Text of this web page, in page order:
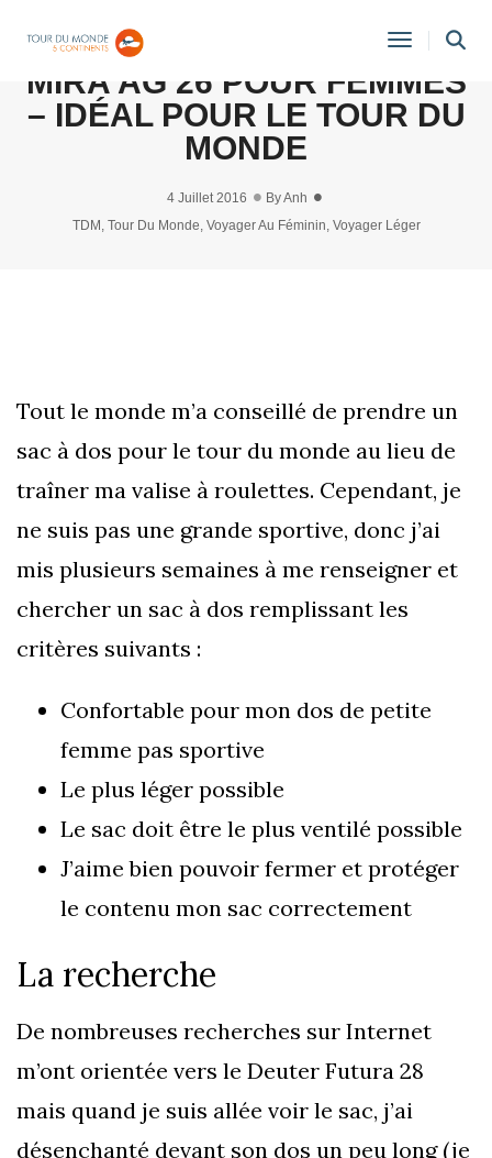
Toggle
AVIS: SAC À DOS OSPREY
MIRA AG 26 POUR FEMMES
– IDÉAL POUR LE TOUR DU
MONDE
4 Juillet 2016 ByAnh
TDM , Tour Du Monde, Voyager Au Féminin, Voyager Léger
Tout le monde m’a conseillé de prendre un
sac à dos pour le tour du monde au lieu de
traîner ma valise à roulettes. Cependant, je
ne suis pas une grande sportive, donc j’ai
mis plusieurs semaines à me renseigner et
chercher un sac à dos remplissant les
critères suivants :
Confortable pour mon dos de petite
femme pas sportive
Le plus léger possible
Le sac doit être le plus ventilé possible
J’aime bien pouvoir fermer et protéger
le contenu mon sac correctement
La recherche
De nombreuses recherches sur Internet
m’ont orientée vers le Deuter Futura 28
mais quand je suis allée voir le sac, j’ai
désenchanté devant son dos un peu long (je